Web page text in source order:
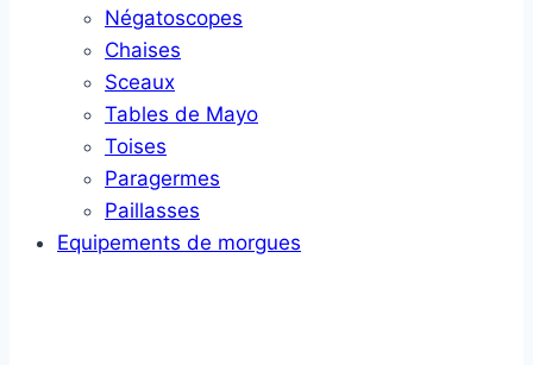
Négatoscopes
Chaises
Sceaux
Tables de Mayo
Toises
Paragermes
Paillasses
Equipements de morgues